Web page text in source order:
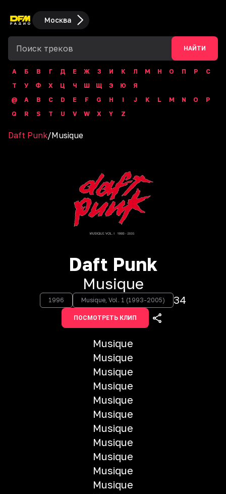
Москва
НАЙТИ
А Б В Г Д Е Ж З И К Л М Н О П Р
С
Т
У Ф Х Ц Ч Ш Щ Э Ю
Я
@
A B C D E F G H I J K L M N O
P
Q
R S T U V W X Y Z
Daft Punk/Musique
Daft Punk
Musique
1996 Musique, Vol. 1 (1993-2005) 34
ПОСМОТРЕТЬ КЛИП
Musique
Musique
Musique
Musique
Musique
Musique
Musique
Musique
Musique
Musique
Musique